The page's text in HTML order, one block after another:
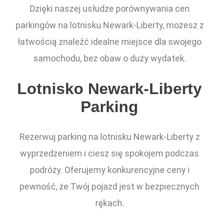
Dzięki naszej usłudze porównywania cen
parkingów na lotnisku Newark-Liberty, możesz z
łatwością znaleźć idealne miejsce dla swojego
samochodu, bez obaw o duży wydatek.
Lotnisko Newark-Liberty
Parking
Rezerwuj parking na lotnisku Newark-Liberty z
wyprzedzeniem i ciesz się spokojem podczas
podróży. Oferujemy konkurencyjne ceny i
pewność, że Twój pojazd jest w bezpiecznych
rękach.